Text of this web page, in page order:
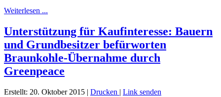
Weiterlesen ...
Unterstützung für Kaufinteresse: Bauern
und Grundbesitzer befürworten
Braunkohle-Übernahme durch
Greenpeace
Erstellt: 20. Oktober 2015 | Drucken | Link senden